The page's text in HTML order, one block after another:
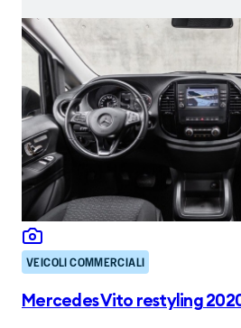
VEICOLI COMMERCIALI
Mercedes Vito restyling